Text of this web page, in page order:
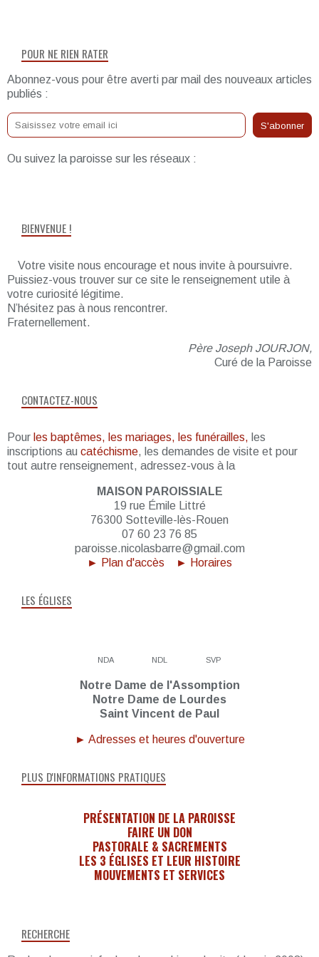
POUR NE RIEN RATER
Abonnez-vous pour être averti par mail des nouveaux articles
publiés :
Ou suivez la paroisse sur les réseaux :
RECHERCHE
BIENVENUE !
Votre visite nous encourage et nous invite à poursuivre.
Puissiez-vous trouver sur ce site le renseignement utile à
votre curiosité légitime.
N’hésitez pas à nous rencontrer.
Fraternellement.
Père Joseph JOURJON,
Curé de la Paroisse
CONTACTEZ-NOUS
Pour les baptêmes, les mariages, les funérailles, les
inscriptions au catéchisme, les demandes de visite et pour
tout autre renseignement, adressez-vous à la
MAISON PAROISSIALE
19 rue Émile Littré
76300 Sotteville-lès-Rouen
07 60 23 76 85
paroisse.nicolasbarre@gmail.com
► Plan d'accès
► Horaires
LES ÉGLISES
NDA NDL SVP
Notre Dame de l'Assomption
Notre Dame de Lourdes
Saint Vincent de Paul
► Adresses et heures d'ouverture
PLUS D'INFORMATIONS PRATIQUES
PRÉSENTATION DE LA PAROISSE
FAIRE UN DON
PASTORALE & SACREMENTS
LES 3 ÉGLISES ET LEUR HISTOIRE
MOUVEMENTS ET SERVICES